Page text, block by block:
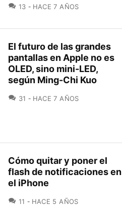
13 COMENTARIOS
HACE 7 AÑOS
El futuro de las grandes
pantallas en Apple no es
OLED, sino mini-LED,
según Ming-Chi Kuo
31 COMENTARIOS
HACE 7 AÑOS
Cómo quitar y poner el
flash de notificaciones en
el iPhone
11 COMENTARIOS
HACE 5 AÑOS